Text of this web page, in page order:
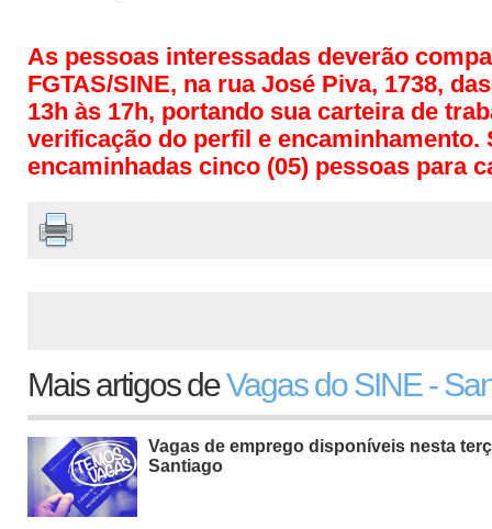
As pessoas interessadas deverão
FGTAS/SINE, na rua José Piva, 1738,
13h às 17h, portando sua carteira de
verificação do perfil e encaminhamento.
encaminhadas cinco (05) pessoas para
Mais artigos deVagas do SINE -
Vagas de emprego disponíveis nesta
Santiago